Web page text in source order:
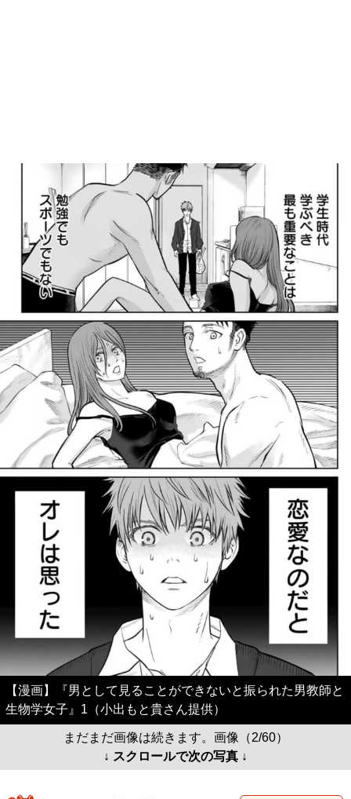
【漫画】『男として見ることができないと振られた男教師と
生物学女子』1（小出もと貴さん提供）
まだまだ画像は続きます。画像（2/60）
↓ スクロールで次の写真 ↓